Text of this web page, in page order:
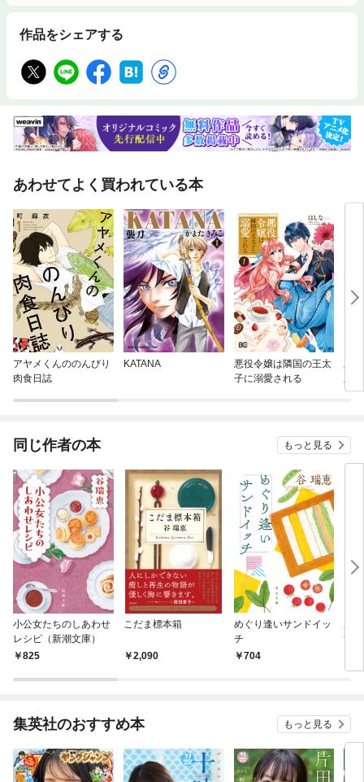
作品をシェアする
あわせてよく買われている本
アヤメくんののんびり
肉食日誌
KATANA
悪役令嬢は隣国の王太
子に溺愛される
同じ作者の本 もっと見る
小公女たちのしあわせ
レシピ（新潮文庫）
825
こだま標本箱
2,090
めぐり逢いサンドイッ
チ
704
す
集英社のおすすめ本 もっと見る